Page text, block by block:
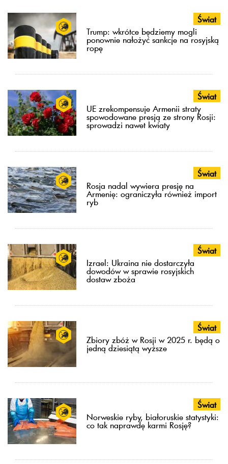
Świat
Trump: wkrótce będziemy mogli
ponownie nałożyć sankcje na rosyjską
ropę
Świat
UE zrekompensuje Armenii straty
spowodowane presją ze strony Rosji:
sprowadzi nawet kwiaty
Świat
Rosja nadal wywiera presję na
Armenię: ograniczyła również import
ryb
Świat
Izrael: Ukraina nie dostarczyła
dowodów w sprawie rosyjskich
dostaw zboża
Świat
Zbiory zbóż w Rosji w 2025 r. będą o
jedną dziesiątą wyższe
Świat
Norweskie ryby, białoruskie statystyki:
co tak naprawdę karmi Rosję?